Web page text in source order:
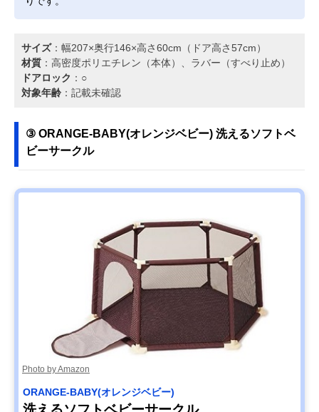
サイズ：幅207×奥行146×高さ60cm（ドア高さ57cm）
材質 ：高密度ポリエチレン（本体）、ラバー（すべり止め）
ドアロック ：○
対象年齢 ：記載未確認
③ ORANGE-BABY(オレンジベビー) 洗えるソフトベ
ビーサークル
Photo by Amazon
ORANGE-BABY(オレンジベビー)